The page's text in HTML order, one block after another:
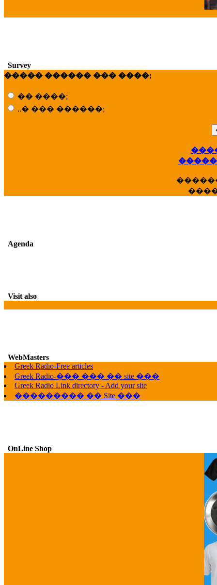
Survey
����� ������ ��� ����;
�� ����;
..� ��� ������;
Agenda
Visit also
WebMasters
Greek Radio-Free articles
Greek Radio-��� ��� �� site ���
Greek Radio Link directory - Add your site
��������� �� Site ���
OnLine Shop